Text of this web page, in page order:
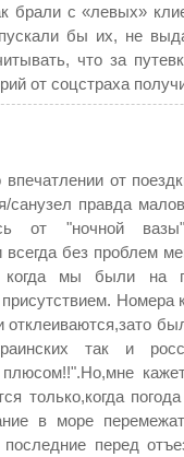
брали с «левых»
бы их, не
что за
от соцстраха
впечатлении от
санузел правда
от "ночной
всегда без проблем
мы были на
Номера
отклеиваются,зато
так и
только,когда
в море
последние перед